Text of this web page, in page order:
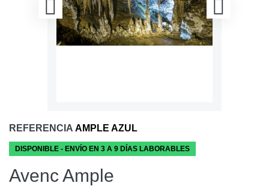
REFERENCIA AMPLE AZUL
DISPONIBLE - ENVÍO EN 3 A 9 DÍAS LABORABLES
Avenc Ample